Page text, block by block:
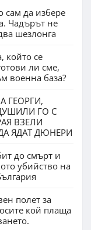
сам да избере
Чадърът не
шезлонга
който се
ли сме,
военна база?
ГЕОРГИ,
ГО С
ВЗЕЛИ
ЯДАТ ДЮНЕРИ
до смърт и
убийство на
полет за
кой плаща